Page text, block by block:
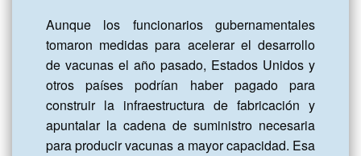
Aunque los funcionarios gubernamentales
tomaron medidas para acelerar el desarrollo
de vacunas el año pasado, Estados Unidos y
otros países podrían haber pagado para
construir la infraestructura de fabricación y
apuntalar la cadena de suministro necesaria
para producir vacunas a mayor capacidad. Esa